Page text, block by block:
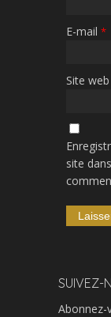
E-mail *
Site web
site
SUIVEZ-
Abonnez-